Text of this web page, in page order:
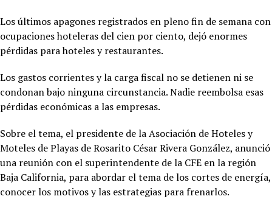
Los últimos apagones registrados en pleno fin de semana con
ocupaciones hoteleras del cien por ciento, dejó enormes
pérdidas para hoteles y restaurantes.
Los gastos corrientes y la carga fiscal no se detienen ni se
condonan bajo ninguna circunstancia. Nadie reembolsa esas
pérdidas económicas a las empresas.
Sobre el tema, el presidente de la Asociación de Hoteles y
Moteles de Playas de Rosarito César Rivera González, anunció
una reunión con el superintendente de la CFE en la región
Baja California, para abordar el tema de los cortes de energía,
conocer los motivos y las estrategias para frenarlos.